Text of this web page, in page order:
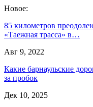
Новое:
85 километров
«Таежная трасса» в…
Авг 9, 2022
Какие барнаульские
за пробок
Дек 10, 2025